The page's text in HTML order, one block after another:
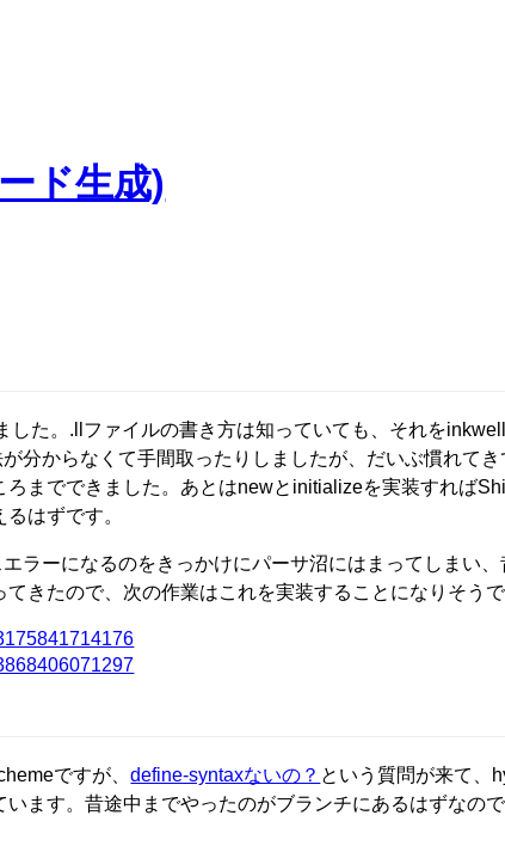
ド生成)
た。.llファイルの書き方は知っていても、それを
分からなくて手間取ったりしましたが、だいぶ慣れて
までできました。あとはnewとinitializeを実装すれば
はずです。
ラーになるのをきっかけにパーサ沼にはまってしまい
きたので、次の作業はこれを実装することになりそうで
ですが、define-syntaxないの？ という質問が来て、
ます。昔途中までやったのがブランチにあるはずなの